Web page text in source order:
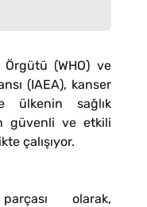
Örgütü (WHO) ve
(IAEA), kanser
ülkenin sağlık
güvenli ve etkili
çalışıyor.
olarak,